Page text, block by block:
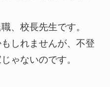
職、校長先生です。
しれませんが、不登
ゃないのです。